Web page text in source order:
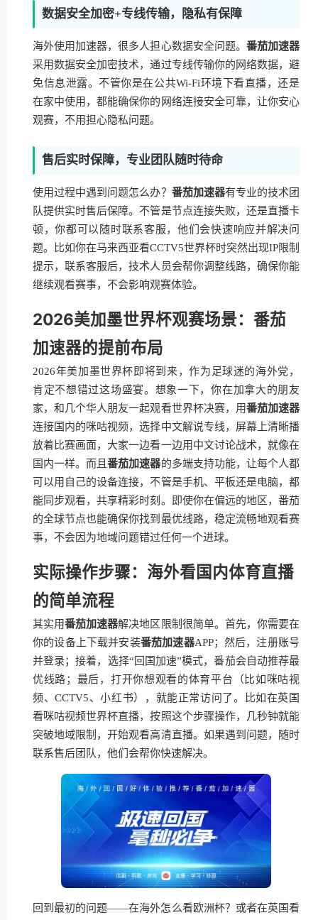
数据安全加密+专线传输，隐私有保障
海外使用加速器，很多人担心数据安全问题。 番茄加速器
采用数据安全加密技术，通过专线传输你的网络数据，避
免信息泄露。不管你是在公共Wi-Fi环境下看直播，还是
在家中使用，都能确保你的网络连接安全可靠，让你安心
观赛，不用担心隐私问题。
售后实时保障，专业团队随时待命
使用过程中遇到问题怎么办？ 番茄加速器有专业的技术团
队提供实时售后保障。不管是节点连接失败，还是直播卡
顿，你都可以随时联系客服，他们会快速响应并解决问
题。比如你在马来西亚看CCTV5世界杯时突然出现IP限制
提示，联系客服后，技术人员会帮你调整线路，确保你能
继续观看赛事，不会影响观赛体验。
2026美加墨世界杯观赛场景：番茄
加速器的提前布局
2026年美加墨世界杯即将到来，作为足球迷的海外党，
肯定不想错过这场盛宴。想象一下，你在加拿大的朋友
家，和几个华人朋友一起观看世界杯决赛，用番茄加速器
连接国内的咪咕视频，选择中文解说专线，屏幕上清晰播
放着比赛画面，大家一边看一边用中文讨论战术，就像在
国内一样。而且番茄加速器的多端支持功能，让每个人都
可以用自己的设备连接，不管是手机、平板还是电脑，都
能同步观看，共享精彩时刻。即使你在偏远的地区，番茄
的全球节点也能确保你找到最优线路，稳定流畅地观看赛
事，不会因为地域问题错过任何一个进球。
实际操作步骤：海外看国内体育直播
的简单流程
其实用番茄加速器解决地区限制很简单。首先，你需要在
你的设备上下载并安装番茄加速器APP；然后，注册账号
并登录；接着，选择“回国加速”模式，番茄会自动推荐最
优线路；最后，打开你想观看的体育平台（比如咪咕视
频、CCTV5、小红书），就能正常访问了。比如在英国
看咪咕视频世界杯直播，按照这个步骤操作，几秒钟就能
突破地域限制，开始观看高清直播。如果遇到问题，随时
联系售后团队，他们会帮你快速解决。
回到最初的问题——在海外怎么看欧洲杯？或者在英国看